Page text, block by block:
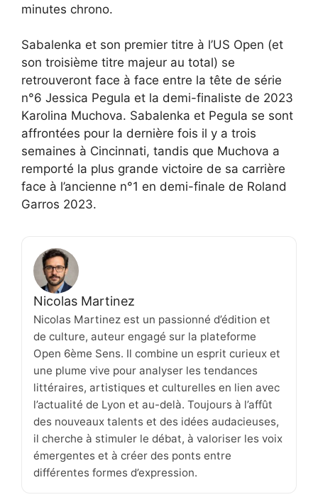
minutes chrono.
Sabalenka et son premier titre à l’US Open (et
son troisième titre majeur au total) se
retrouveront face à face entre la tête de série
n°6 Jessica Pegula et la demi-finaliste de 2023
Karolina Muchova. Sabalenka et Pegula se sont
affrontées pour la dernière fois il y a trois
semaines à Cincinnati, tandis que Muchova a
remporté la plus grande victoire de sa carrière
face à l’ancienne n°1 en demi-finale de Roland
Garros 2023.
Nicolas Martinez
Nicolas Martinez est un passionné d’édition et
de culture, auteur engagé sur la plateforme
Open 6ème Sens. Il combine un esprit curieux et
une plume vive pour analyser les tendances
littéraires, artistiques et culturelles en lien avec
l’actualité de Lyon et au-delà. Toujours à l’affût
des nouveaux talents et des idées audacieuses,
il cherche à stimuler le débat, à valoriser les voix
émergentes et à créer des ponts entre
différentes formes d’expression.